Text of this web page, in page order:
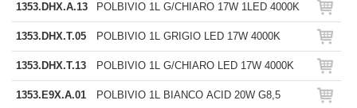
1353.DHX.A.13 POLBIVIO 1L G/CHIARO 17W 1LED 4000K
1353.DHX.T.05 POLBIVIO 1L GRIGIO LED 17W 4000K
1353.DHX.T.13 POLBIVIO 1L G/CHIARO LED 17W 4000K
1353.E9X.A.01 POLBIVIO 1L BIANCO ACID 20W G8,5